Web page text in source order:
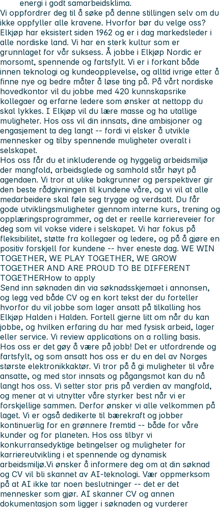
energi i godt samarbeidsklima.
Vi oppfordrer deg til å søke på denne stillingen selv om du
ikke oppfyller alle kravene. Hvorfor bør du velge oss?
Elkjøp har eksistert siden 1962 og er i dag markedsleder i
alle nordiske land. Vi har en sterk kultur som er
grunnlaget for vår suksess. Å jobbe i Elkjøp Nordic er
morsomt, spennende og fartsfylt. Vi er i forkant både
innen teknologi og kundeopplevelse, og alltid ivrige etter å
finne nye og bedre måter å løse ting på. På vårt nordiske
hovedkontor vil du jobbe med 420 kunnskapsrike
kollegaer og erfarne ledere som ønsker at nettopp du
skal lykkes. I Elkjøp vil du lære masse og ha utallige
muligheter. Hos oss vil din innsats, dine ambisjoner og
engasjement ta deg langt -- fordi vi elsker å utvikle
mennesker og tilby spennende muligheter overalt i
selskapet.
Hos oss får du et inkluderende og hyggelig arbeidsmiljø
der mangfold, arbeidsglede og samhold står høyt på
agendaen. Vi tror at ulike bakgrunner og perspektiver gir
den beste rådgivningen til kundene våre, og vi vil at alle
medarbeidere skal føle seg trygge og verdsatt. Du får
gode utviklingsmuligheter gjennom interne kurs, trening og
opplæringsprogrammer, og det er reelle karriereveier for
deg som vil vokse videre i selskapet. Vi har fokus på
fleksibilitet, støtte fra kollegaer og ledere, og på å gjøre en
positiv forskjell for kundene -- hver eneste dag. WE WIN
TOGETHER, WE PLAY TOGETHER, WE GROW
TOGETHER AND ARE PROUD TO BE DIFFERENT
TOGETHERHow to apply
Send inn søknaden din via søknadsskjemaet i annonsen,
og legg ved både CV og en kort tekst der du forteller
hvorfor du vil jobbe som lager ansatt på tilkalling hos
Elkjøp Halden i Halden. Fortell gjerne litt om når du kan
jobbe, og hvilken erfaring du har med fysisk arbeid, lager
eller service. Vi review applications on a rolling basis.
Hos oss er det gøy å være på jobb! Det er utfordrende og
fartsfylt, og som ansatt hos oss er du en del av Norges
største elektronikkaktør. Vi tror på å gi muligheter til våre
ansatte, og med stor innsats og pågangsmot kan du nå
langt hos oss. Vi setter stor pris på verdien av mangfold,
og mener at vi utnytter våre styrker best når vi er
forskjellige sammen. Derfor ønsker vi alle velkommen på
laget. Vi er også dedikerte til bærekraft og jobber
kontinuerlig for en grønnere fremtid -- både for våre
kunder og for planeten. Hos oss tilbyr vi
konkurransedyktige betingelser og muligheter for
karriereutvikling i et spennende og dynamisk
arbeidsmiljø.Vi ønsker å informere deg om at din søknad
og CV vil bli skannet av AI-teknologi. Vær oppmerksom
på at AI ikke tar noen beslutninger -- det er det
mennesker som gjør. AI skanner CV og annen
dokumentasjon som ligger i søknaden og vurderer